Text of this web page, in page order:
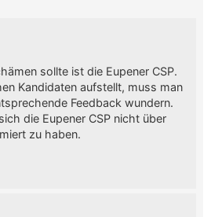
sollte ist die Eupener CSP.
Kandidaten aufstellt, muss man
Feedback wundern.
die Eupener CSP nicht über
zu haben.